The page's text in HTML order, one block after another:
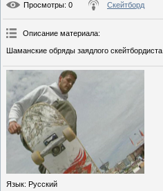
Просмотры: 0 Скейтборд
Описание материала:
Шаманские обряды заядлого скейтбордиста.
Язык: Русский